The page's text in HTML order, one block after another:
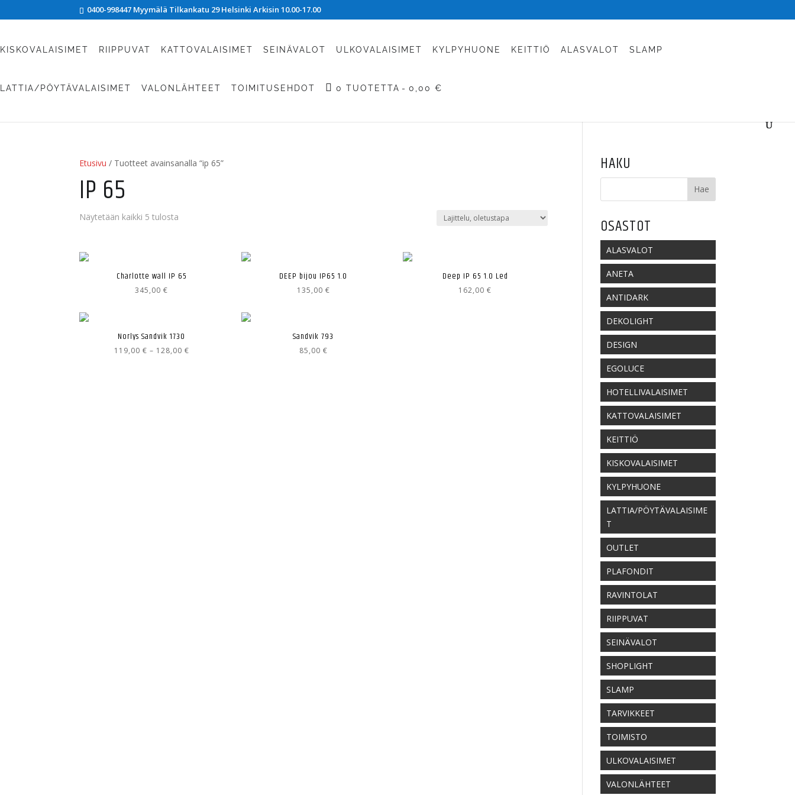
0400-998447 Myymälä Tilkankatu 29 Helsinki Arkisin 10.00-17.00
KISKOVALAISIMET RIIPPUVAT KATTOVALAISIMET SEINÄVALOT ULKOVALAISIMET KYLPYHUONE KEITTIÖ ALASVALOT SLAMP
LATTIA/PÖYTÄVALAISIMET VALONLÄHTEET TOIMITUSEHDOT 0 TUOTETTA 0,00 €
Etusivu / Tuotteet avainsanalla “ip 65”
IP 65
Näytetään kaikki 5 tulosta
Charlotte wall IP 65
345,00€
DEEP bijou IP65 1.0
135,00 €
Deep IP 65 1.0 Led
162,00€
Norlys Sandvik 1730
119,00 € – 128,00 €Hintaluokka:
Sandvik 793
85,00 €
HAKU
OSASTOT
ALASVALOT
ANETA
ANTIDARK
DEKOLIGHT
DESIGN
EGOLUCE
HOTELLIVALAISIMET
KATTOVALAISIMET
KEITTIÖ
KISKOVALAISIMET
KYLPYHUONE
LATTIA/PÖYTÄVALAISIME
T
OUTLET
PLAFONDIT
RAVINTOLAT
RIIPPUVAT
SEINÄVALOT
SHOPLIGHT
SLAMP
TARVIKKEET
TOIMISTO
ULKOVALAISIMET
VALONLÄHTEET